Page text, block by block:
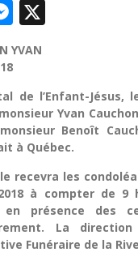
Messenger
X
YVAN
de l’Enfant-
Yvan
Benoît
à Québec.
recevra les
à compter de 9
en présence des
La
Funéraire de la